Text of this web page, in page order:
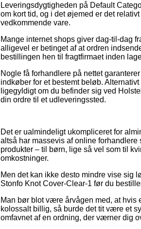
Leveringsdygtigheden på Default
om kort tid, og i det øjemed er det
vedkommende vare.
Mange internet shops giver dag-til-dag
alligevel er betinget af at ordren
bestillingen hen til fragtfirmaet inden
Nogle få forhandlere på nettet
indkøber for et bestemt beløb.
ligegyldigt om du befinder sig ved
din ordre til et udleveringssted.
Det er ualmindeligt ukompliceret for
altså har massevis af online
produkter – til børn, lige så vel som til
omkostninger.
Men det kan ikke desto mindre vise sig
Stonfo Knot Cover-Clear-1 før du
Man bør blot være årvågen med, at
kolossalt billig, så burde det tit være et
omfavnet af en ordning, der værner dig